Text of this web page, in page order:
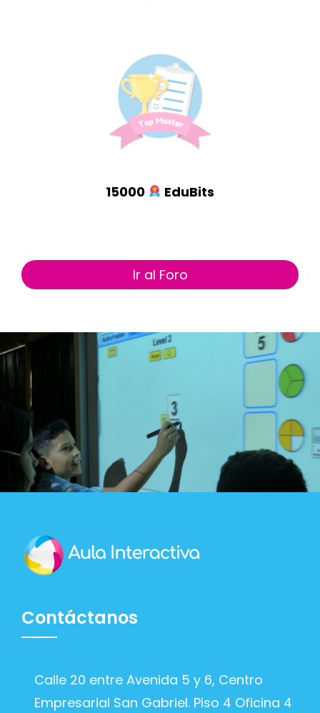
15000 EduBits
Ir al Foro
Contáctanos
Calle 20 entre Avenida 5 y 6, Centro
Empresarial San Gabriel. Piso 4 Oficina 4